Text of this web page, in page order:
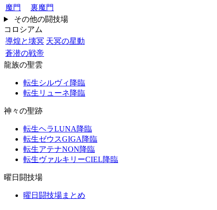
魔門
裏魔門
その他の闘技場
コロシアム
導煌と壊冥 天冥の星動
蒼潜の戦帝
龍族の聖雲
転生シルヴィ降臨
転生リューネ降臨
神々の聖跡
転生ヘラLUNA降臨
転生ゼウスGIGA降臨
転生アテナNON降臨
転生ヴァルキリーCIEL降臨
曜日闘技場
曜日闘技場まとめ